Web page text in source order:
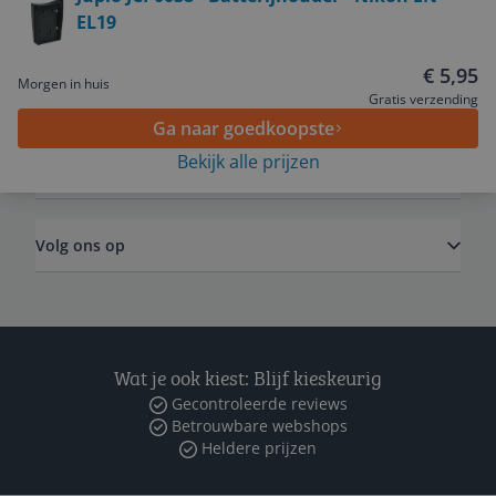
EL19
Morgen in huis € 5,95
Gratis verzending
Ga naar goedkoopste
Bekijk alle prijzen
Service
Algemeen
Volg ons op
Wat je ook kiest: Blijf kieskeurig
Gecontroleerde reviews
Betrouwbare webshops
Heldere prijzen